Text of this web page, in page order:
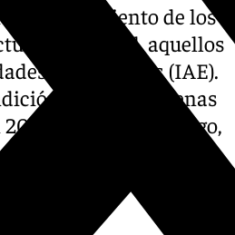
el crecimiento de los
anual, aquellos
Económicas (IAE).
cifra que apenas
(528). Sin embargo,
repunte,
del 34,7% en